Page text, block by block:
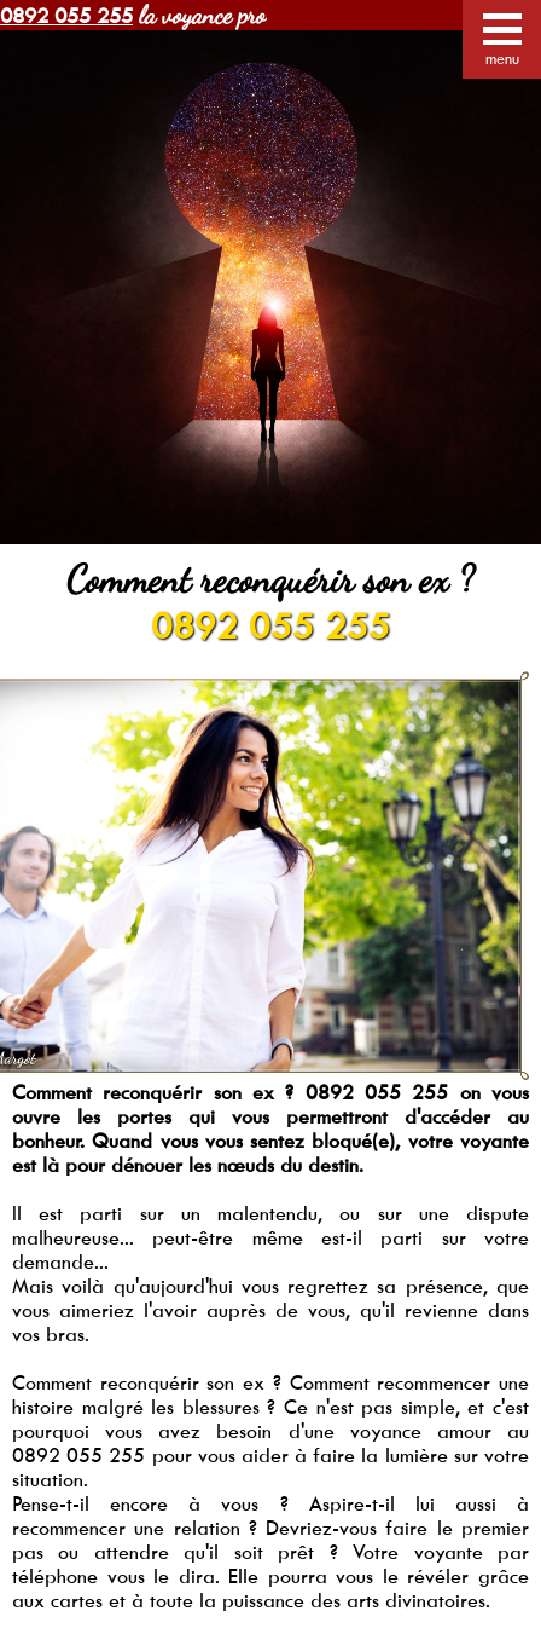
menu
0892 055 255 la voyance pro
Blog
Comment reconquérir son ex ?
0892 055 255
Comment reconquérir son ex ? 0892 055 255 on vous
ouvre les portes qui vous permettront d'accéder au
bonheur. Quand vous vous sentez bloqué(e), votre voyante
est là pour dénouer les nœuds du destin.
Il est parti sur un malentendu, ou sur une dispute
malheureuse... peut-être même est-il parti sur votre
demande...
Mais voilà qu'aujourd'hui vous regrettez sa présence, que
vous aimeriez l'avoir auprès de vous, qu'il revienne dans
vos bras.
Comment reconquérir son ex ? Comment recommencer une
histoire malgré les blessures ? Ce n'est pas simple, et c'est
pourquoi vous avez besoin d'une voyance amour au
0892 055 255 pour vous aider à faire la lumière sur votre
situation.
Pense-t-il encore à vous ? Aspire-t-il lui aussi à
recommencer une relation ? Devriez-vous faire le premier
pas ou attendre qu'il soit prêt ? Votre voyante par
téléphone vous le dira. Elle pourra vous le révéler grâce
aux cartes et à toute la puissance des arts divinatoires.